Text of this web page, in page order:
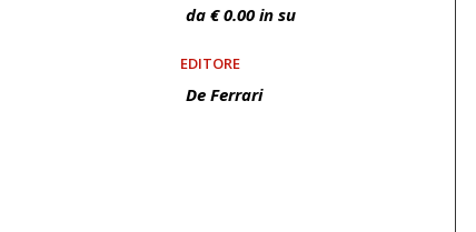
da € 0.00 in su
EDITORE
De Ferrari